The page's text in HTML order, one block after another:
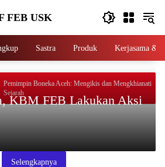
FEB USK
Sastra Produk Kerjasama &
Boneka Aceh: Mengikis dan Mengkhianati
KBM FEB Lakukan Aksi
Selengkapnya